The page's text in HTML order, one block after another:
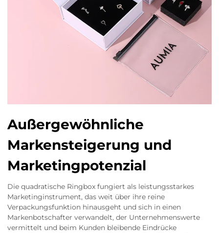
Außergewöhnliche
Markensteigerung und
Marketingpotenzial
Die quadratische Ringbox fungiert als leistungsstarkes
Marketinginstrument, das weit über ihre reine
Verpackungsfunktion hinausgeht und sich in einen
Markenbotschafter verwandelt, der Unternehmenswerte
vermittelt und beim Kunden bleibende Eindrücke